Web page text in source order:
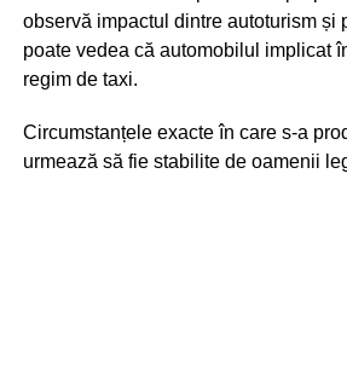
observă impactul dintre autoturism și
poate vedea că automobilul implicat
regim de taxi.
Circumstanțele exacte în care s-a
urmează să fie stabilite de oamenii